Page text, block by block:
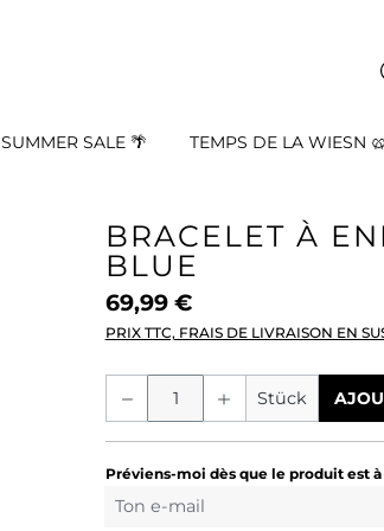
SUMMER SALE 🌴 TEMPS DE LA WIESN
BRACELET À
BLUE
69,99 €
PRIX TTC, FRAIS DE LIVRAISON EN
Quantité de
Stück
Préviens-moi dès que le produit est
Ton e-mail